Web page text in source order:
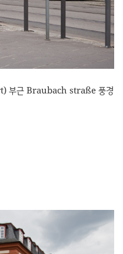
부근 Braubach straße 풍경